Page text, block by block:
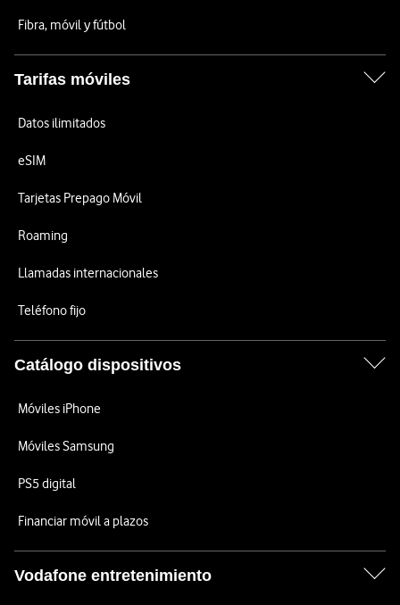
Fibra, móvil y fútbol
Tarifas móviles
Datos ilimitados
eSIM
Tarjetas Prepago Móvil
Roaming
Llamadas internacionales
Teléfono fijo
Catálogo dispositivos
Móviles iPhone
Móviles Samsung
PS5 digital
Financiar móvil a plazos
Vodafone entretenimiento